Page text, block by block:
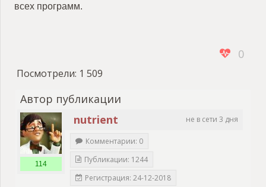
всех программ.
0
Посмотрели: 1 509
Автор публикации
не в сети 3 дня
nutrient
114
Комментарии: 0
Публикации: 1244
Регистрация: 24-12-2018